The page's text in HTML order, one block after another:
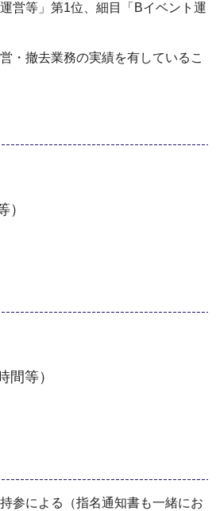
営等」第1位、細目「Bイベント運
・撤去業務の実績を有しているこ
）
間等）
参による（指名通知書も一緒にお